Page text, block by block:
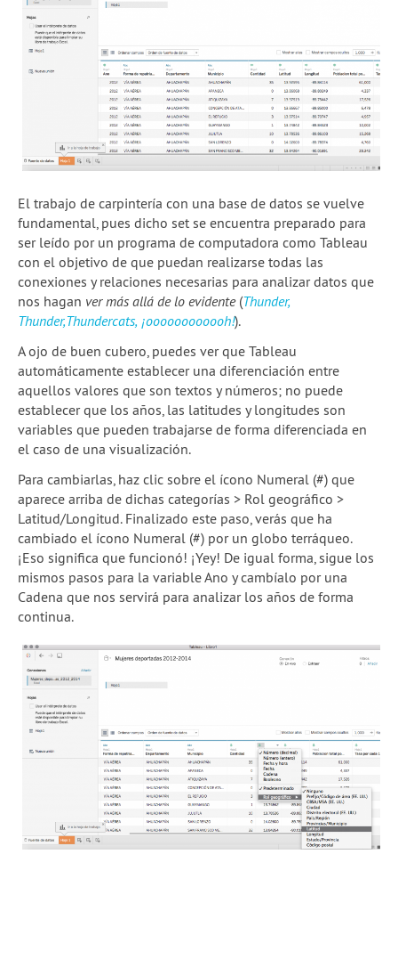
El trabajo de carpintería con una base de datos se vuelve
fundamental, pues dicho set se encuentra preparado para
ser leído por un programa de computadora como Tableau
con el objetivo de que puedan realizarse todas las
conexiones y relaciones necesarias para analizar datos que
nos hagan ver más allá de lo evidente (Thunder,
Thunder,Thundercats, ¡oooooooooooh!).
A ojo de buen cubero, puedes ver que Tableau
automáticamente establecer una diferenciación entre
aquellos valores que son textos y números; no puede
establecer que los años, las latitudes y longitudes son
variables que pueden trabajarse de forma diferenciada en
el caso de una visualización.
Para cambiarlas, haz clic sobre el ícono Numeral (#) que
aparece arriba de dichas categorías > Rol geográfico >
Latitud/Longitud. Finalizado este paso, verás que ha
cambiado el ícono Numeral (#) por un globo terráqueo.
¡Eso significa que funcionó! ¡Yey! De igual forma, sigue los
mismos pasos para la variable Ano y cambíalo por una
Cadena que nos servirá para analizar los años de forma
continua.